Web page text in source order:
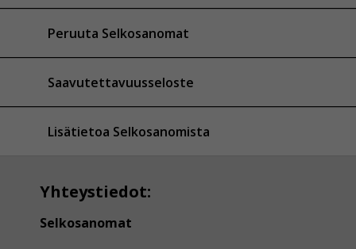
Peruuta Selkosanomat
Saavutettavuusseloste
Lisätietoa Selkosanomista
Yhteystiedot:
Selkosanomat